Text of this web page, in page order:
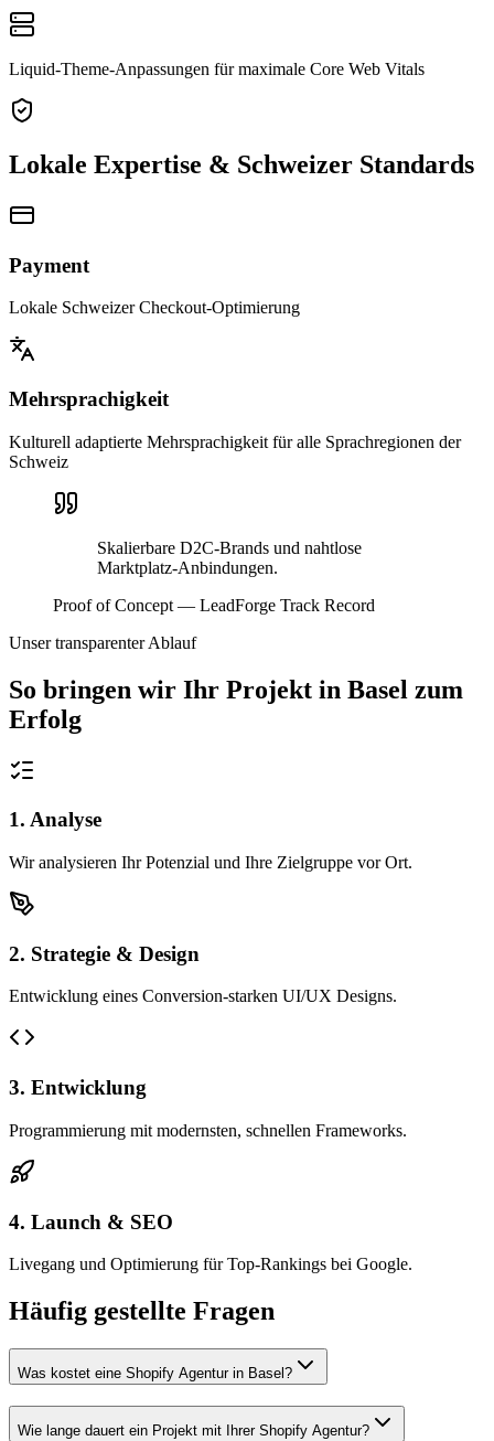
Liquid-Theme-Anpassungen für maximale Core Web Vitals
Lokale Expertise & Schweizer Standards
Payment
Lokale Schweizer Checkout-Optimierung
Mehrsprachigkeit
Kulturell adaptierte Mehrsprachigkeit für alle Sprachregionen der
Schweiz
Skalierbare D2C-Brands und nahtlose
Marktplatz-Anbindungen.
Proof of Concept — LeadForge Track Record
Unser transparenter Ablauf
So bringen wir Ihr Projekt in Basel zum
Erfolg
1. Analyse
Wir analysieren Ihr Potenzial und Ihre Zielgruppe vor Ort.
2. Strategie & Design
Entwicklung eines Conversion-starken UI/UX Designs.
3. Entwicklung
Programmierung mit modernsten, schnellen Frameworks.
4. Launch & SEO
Livegang und Optimierung für Top-Rankings bei Google.
Häufig gestellte Fragen
Was kostet eine Shopify Agentur in Basel?
Wie lange dauert ein Projekt mit Ihrer Shopify Agentur?